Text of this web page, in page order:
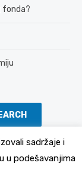
fonda?
sadržaje i
u podešavanjima